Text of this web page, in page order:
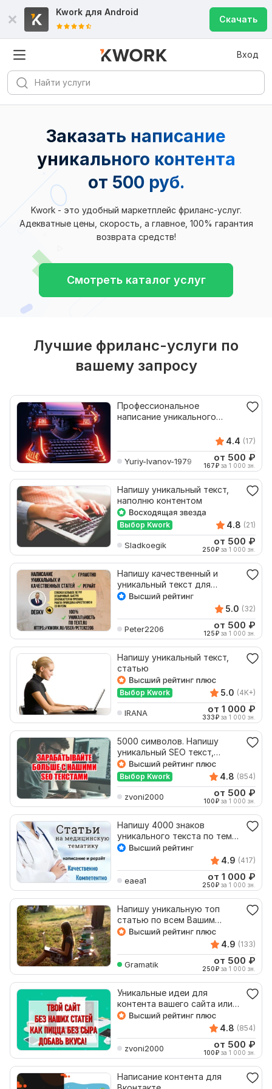
Kwork для Android
Скачать
Вход
Заказать написание
уникального контента
от 500 руб.
Kwork - это удобный маркетплейс фриланс-услуг.
Адекватные цены, скорость, а главное, 100% гарантия
возврата средств!
Смотреть каталог услуг
Лучшие фриланс-услуги по
вашему запросу
Профессиональное
написание уникального
4.4 (17)
Yuriy-Ivanov-1979 от 500 ₽
167₽ за 1 000 зн.
Напишу уникальный текст,
наполню контентом
Выбор Kwork 4.8 (21)
Sladkoegik от 500 ₽
250₽ за 1 000 зн.
Напишу качественный и
уникальный текст для
вашего контента
5.0 (32)
Peter2206 от 500 ₽
125₽ за 1 000 зн.
Напишу уникальный текст,
статью
Выбор Kwork 5.0 (4K+)
IRANA от 1 000 ₽
333₽ за 1 000 зн.
5000 символов. Напишу
уникальный SEO текст,
статью. SEO наполнение
Выбор Kwork 4.8 (854)
zvoni2000 от 500 ₽
100₽ за 1 000 зн.
Напишу 4000 знаков
уникального текста по теме
медицины и здоровья
4.9 (417)
eaea1 от 1 000 ₽
250₽ за 1 000 зн.
Напишу уникальную топ
статью по всем Вашим
пожеланиям
4.9 (133)
Gramatik от 500 ₽
250₽ за 1 000 зн.
Уникальные идеи для
контента вашего сайта или
блога
4.8 (854)
zvoni2000 от 500 ₽
100₽ за 1 000 зн.
Написание контента для